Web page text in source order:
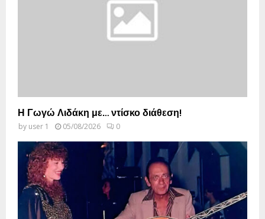
Η Γωγώ Λιδάκη με… ντίσκο διάθεση!
by user 1 05/08/2026 0